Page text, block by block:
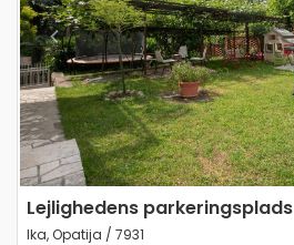
Previous
Lejlighedens parkeringsplads
Ika, Opatija / 7931